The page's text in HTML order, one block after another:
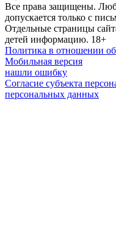
Все права защищены.
допускается только с
Отдельные страницы
детей информацию. 18+
Политика в отношении
Мобильная версия
нашли ошибку
Согласие субъекта
персональных данных